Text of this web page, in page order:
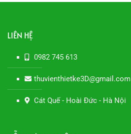
LIÊN HỆ
0982 745 613
thuvienthietke3D@gmail.com
Cát Quế - Hoài Đức - Hà Nội